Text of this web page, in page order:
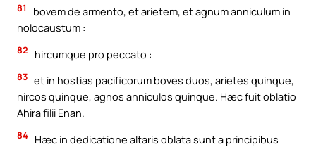
81
bovem de armento, et arietem, et agnum anniculum in
holocaustum :
82 hircumque pro peccato :
83 et in hostias pacificorum boves duos, arietes quinque,
hircos quinque, agnos anniculos quinque. Hæc fuit oblatio
Ahira filii Enan.
84 Hæc in dedicatione altaris oblata sunt a principibus